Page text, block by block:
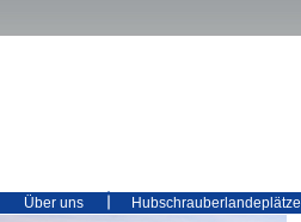
Über uns Hubschrauberlandeplätze